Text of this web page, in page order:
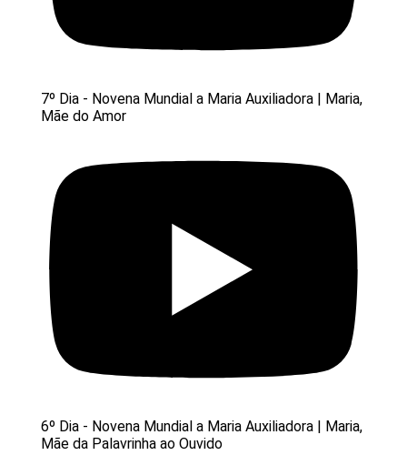
7º Dia - Novena Mundial a Maria Auxiliadora | Maria,
Mãe do Amor
6º Dia - Novena Mundial a Maria Auxiliadora | Maria,
Mãe da Palavrinha ao Ouvido